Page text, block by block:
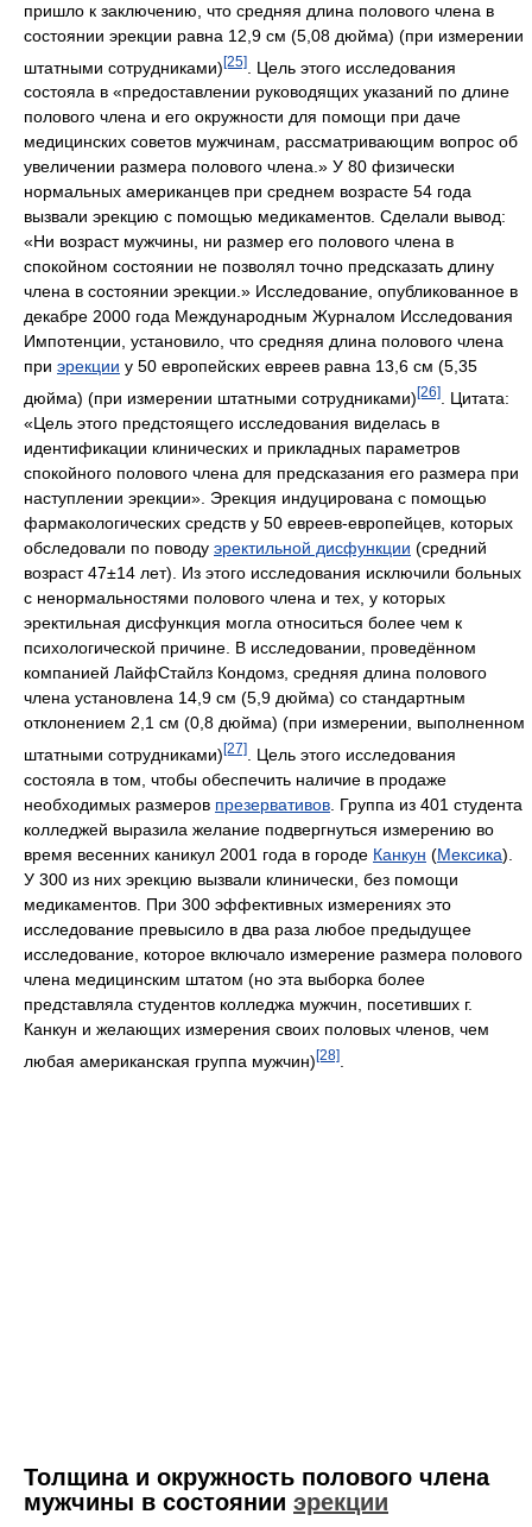
пришло к заключению, что средняя длина полового члена в
состоянии эрекции равна 12,9 см (5,08 дюйма) (при измерении
штатными сотрудниками)[25]
. Цель этого исследования
состояла в «предоставлении руководящих указаний по длине
полового члена и его окружности для помощи при даче
медицинских советов мужчинам, рассматривающим вопрос об
увеличении размера полового члена.» У 80 физически
нормальных американцев при среднем возрасте 54 года
вызвали эрекцию с помощью медикаментов. Сделали вывод:
«Ни возраст мужчины, ни размер его полового члена в
спокойном состоянии не позволял точно предсказать длину
члена в состоянии эрекции.» Исследование, опубликованное в
декабре 2000 года Международным Журналом Исследования
Импотенции, установило, что средняя длина полового члена
при эрекции у 50 европейских евреев равна 13,6 см (5,35
дюйма) (при измерении штатными сотрудниками) [26]
. Цитата:
«Цель этого предстоящего исследования виделась в
идентификации клинических и прикладных параметров
спокойного полового члена для предсказания его размера при
наступлении эрекции». Эрекция индуцирована с помощью
фармакологических средств у 50 евреев-европейцев, которых
обследовали по поводу эректильной дисфункции (средний
возраст 47±14 лет). Из этого исследования исключили больных
с ненормальностями полового члена и тех, у которых
эректильная дисфункция могла относиться более чем к
психологической причине. В исследовании, проведённом
компанией ЛайфСтайлз Кондомз, средняя длина полового
члена установлена 14,9 см (5,9 дюйма) со стандартным
отклонением 2,1 см (0,8 дюйма) (при измерении, выполненном
штатными сотрудниками)[27]
. Цель этого исследования
состояла в том, чтобы обеспечить наличие в продаже
необходимых размеров презервативов . Группа из 401 студента
колледжей выразила желание подвергнуться измерению во
время весенних каникул 2001 года в городе Канкун (Мексика).
У 300 из них эрекцию вызвали клинически, без помощи
медикаментов. При 300 эффективных измерениях это
исследование превысило в два раза любое предыдущее
исследование, которое включало измерение размера полового
члена медицинским штатом (но эта выборка более
представляла студентов колледжа мужчин, посетивших г.
Канкун и желающих измерения своих половых членов, чем
любая американская группа мужчин)[28]
Толщина и окружность полового члена
мужчины в состоянии эрекции